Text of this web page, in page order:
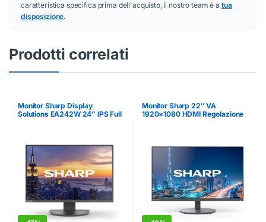
caratteristica specifica prima dell'acquisto, il nostro team è a tua
disposizione.
Prodotti correlati
Monitor Sharp Display
Solutions EA242W 24″ IPS Full
Monitor Sharp 22″ VA
1920×1080 HDMI Regolazione